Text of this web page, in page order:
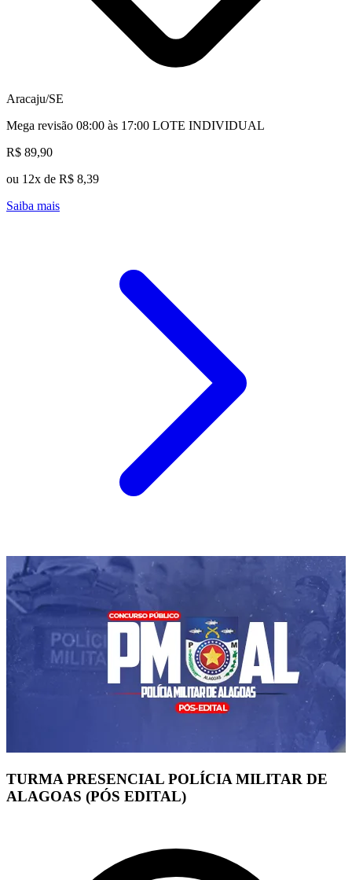
Aracaju/SE
Mega revisão 08:00 às 17:00 LOTE INDIVIDUAL
R$ 89,90
ou 12x de R$ 8,39
Saiba mais
TURMA PRESENCIAL POLÍCIA MILITAR DE
ALAGOAS (PÓS EDITAL)